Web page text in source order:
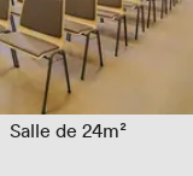
Salle de 24m²